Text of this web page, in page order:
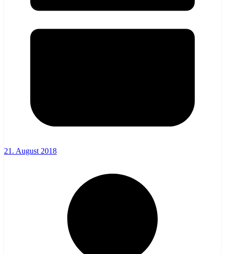
21. August 2018